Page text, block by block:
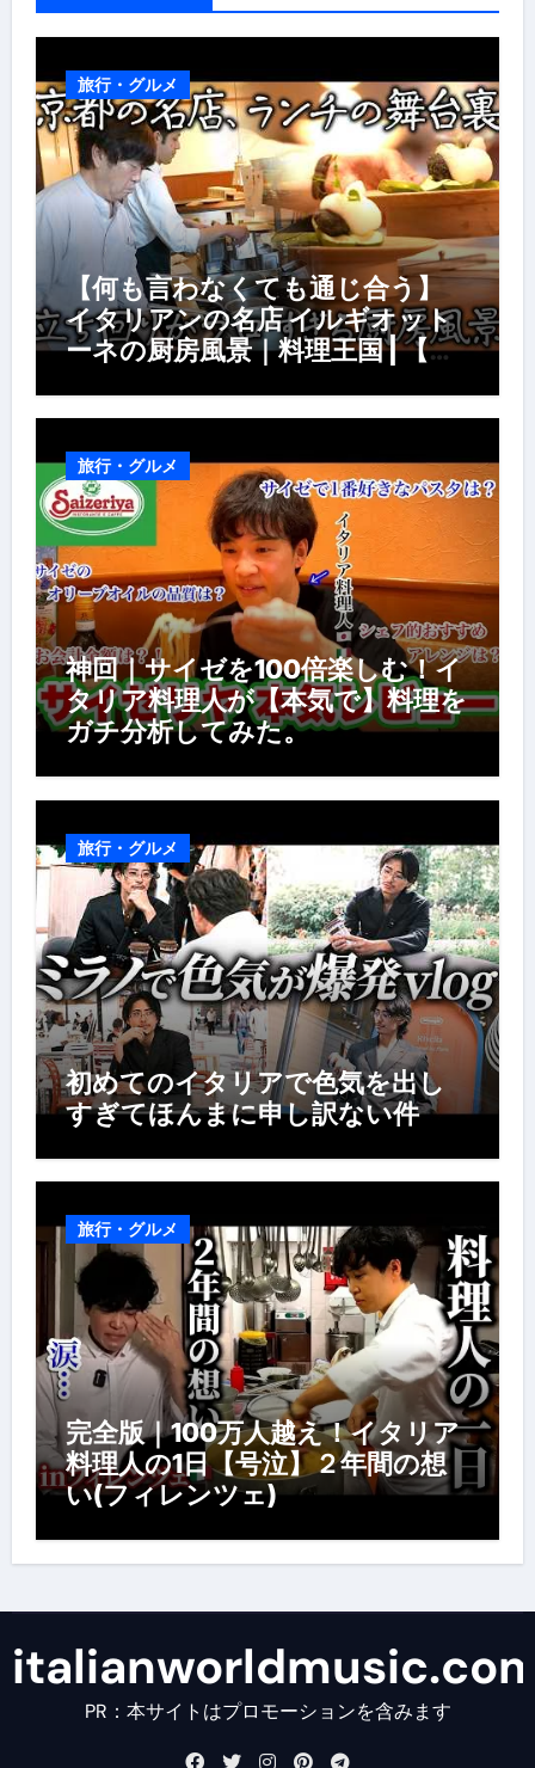
旅行・グルメ
【何も言わなくても通じ合う】
イタリアンの名店 イルギオット
ーネの厨房風景｜料理王国 | 【厨
風景】
旅行・グルメ
神回｜サイゼを100倍楽しむ！イ
タリア料理人が【本気で】料理を
ガチ分析してみた。
旅行・グルメ
初めてのイタリアで色気を出し
すぎてほんまに申し訳ない件
旅行・グルメ
完全版｜100万人越え！イタリア
料理人の1日【号泣】２年間の想
い(フィレンツェ)
PR：本サイトはプロモーションを含みます